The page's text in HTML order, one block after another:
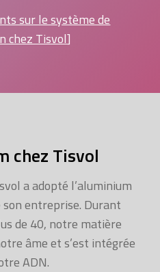
sur le système de
chez Tisvol]
chez Tisvol
a adopté l’aluminium
entreprise. Durant
de 40, notre matière
âme et s’est intégrée
ADN.